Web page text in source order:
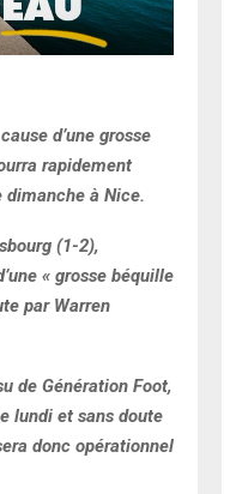
d’une grosse
rapidement
dimanche à Nice.
(1-2),
« grosse béquille
par Warren
de Génération Foot,
lundi et sans doute
donc opérationnel